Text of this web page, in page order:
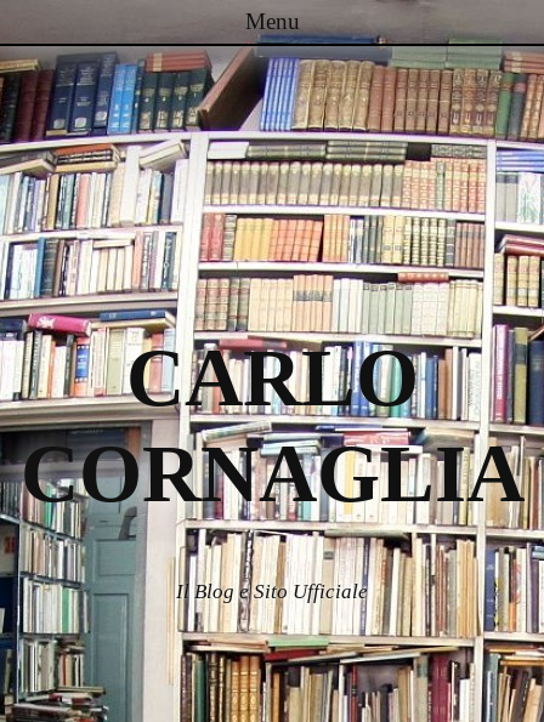
CARLO
CORNAGLIA
Il Blog e Sito Ufficiale
Menu
Passa al contenuto